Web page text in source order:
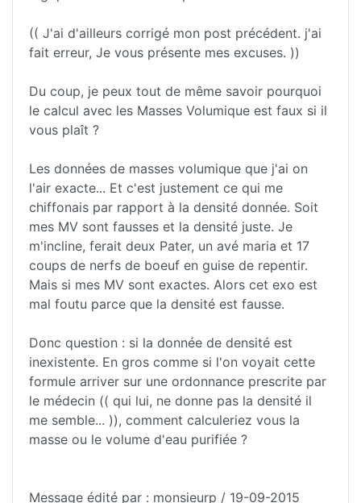
(( J'ai d'ailleurs corrigé mon post précédent. j'ai
fait erreur, Je vous présente mes excuses. ))
Du coup, je peux tout de même savoir pourquoi
le calcul avec les Masses Volumique est faux si il
vous plaît ?
Les données de masses volumique que j'ai on
l'air exacte... Et c'est justement ce qui me
chiffonais par rapport à la densité donnée. Soit
mes MV sont fausses et la densité juste. Je
m'incline, ferait deux Pater, un avé maria et 17
coups de nerfs de boeuf en guise de repentir.
Mais si mes MV sont exactes. Alors cet exo est
mal foutu parce que la densité est fausse.
Donc question : si la donnée de densité est
inexistente. En gros comme si l'on voyait cette
formule arriver sur une ordonnance prescrite par
le médecin (( qui lui, ne donne pas la densité il
me semble... )), comment calculeriez vous la
masse ou le volume d'eau purifiée ?
Message édité par : monsieurp / 19-09-2015